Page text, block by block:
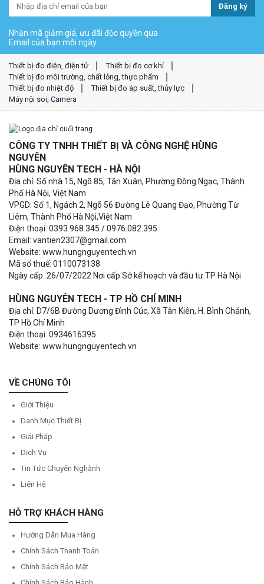
Đăng ký
Nhận mã giảm giá, ưu đãi độc quyền qua
Email của bạn mỗi ngày.
Thiết bị đo điện, điện tử
Thiết bị đo cơ khí
Thiết bị đo môi trường, chất lỏng, thực phẩm
Thiết bị đo nhiệt độ
Thiết bị đo áp suất, thủy lực
Máy nội soi, Camera
CÔNG TY TNHH THIẾT BỊ VÀ CÔNG NGHỆ HÙNG
NGUYÊN
HÙNG NGUYÊN TECH - HÀ NỘI
Địa chỉ: Số nhà 15, Ngõ 85, Tân Xuân, Phường Đông Ngạc, Thành
Phố Hà Nội, Việt Nam
VPGD: Số 1, Ngách 2, Ngõ 56 Đường Lê Quang Đạo, Phường Từ
Liêm, Thành Phố Hà Nội,Việt Nam
Điện thoại: 0393.968.345 / 0976.082.395
Email: vantien2307@gmail.com
Website: www.hungnguyentech.vn
Mã số thuế: 0110073138
Ngày cấp: 26/07/2022 Nơi cấp Sở kế hoạch và đầu tư TP Hà Nội
HÙNG NGUYÊN TECH - TP HỒ CHÍ MINH
Địa chỉ: D7/6B Đường Dương Đình Cúc, Xã Tân Kiên, H. Bình Chánh,
TP Hồ Chí Minh
Điện thoại: 0934616395
Website: www.hungnguyentech.vn
VỀ CHÚNG TÔI
Giới Thiệu
Danh Mục Thiết Bị
Giải Pháp
Dịch Vụ
Tin Tức Chuyên Nghành
Liên Hệ
HỖ TRỢ KHÁCH HÀNG
Hướng Dẫn Mua Hàng
Chính Sách Thanh Toán
Chính Sách Bảo Mật